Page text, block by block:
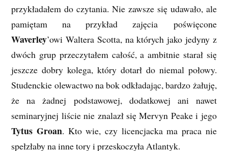
przykładałem do czytania. Nie zawsze się udawało, ale
pamiętam na przykład zajęcia poświęcone
Waverley’owi Waltera Scotta, na których jako jedyny z
dwóch grup przeczytałem całość, a ambitnie starał się
jeszcze dobry kolega, który dotarł do niemal połowy.
Studenckie olewactwo na bok odkładając, bardzo żałuję,
że na żadnej podstawowej, dodatkowej ani nawet
seminaryjnej liście nie znalazł się Mervyn Peake i jego
Tytus Groan. Kto wie, czy licencjacka ma praca nie
spełzłaby na inne tory i przeskoczyła Atlantyk.